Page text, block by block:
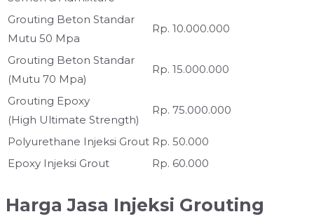
Grouting Beton Standar
Mutu 50 Mpa
Rp. 10.000.000
Grouting Beton Standar
(Mutu 70 Mpa)
Rp. 15.000.000
Grouting Epoxy
(High Ultimate Strength)
Rp. 75.000.000
Polyurethane Injeksi Grout Rp. 50.000
Epoxy Injeksi Grout
Rp. 60.000
Harga Jasa Injeksi Grouting